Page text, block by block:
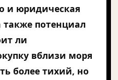
и юридическая
также потенциал
ли
вблизи моря
более тихий, но